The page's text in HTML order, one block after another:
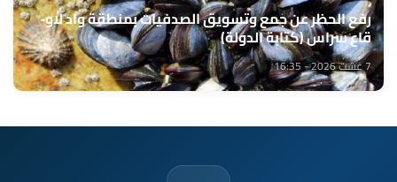
رفع الحظر عن جمع وتسويق الصدفيات بمنطقة واد لاو-
قاع سراس (كتابة الدولة)
7 غشت 2026 - 16:35